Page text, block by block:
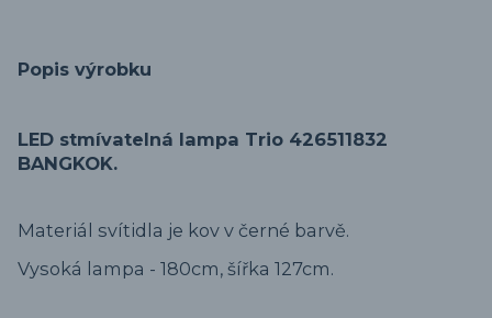
Popis výrobku
LED stmívatelná lampa Trio 426511832
BANGKOK.
Materiál svítidla je kov v černé barvě.
Vysoká lampa - 180cm, šířka 127cm.